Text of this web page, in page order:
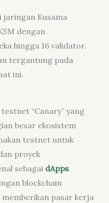
Kusama
dengan
hingga 16 validator.
tergantung pada
ini.
“Canary” yang
besar ekosistem
testnet untuk
proyek
sebagai dApps.
blockchain
pasar kerja